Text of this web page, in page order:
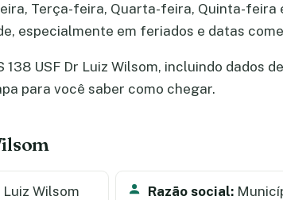
Terça-feira, Quarta-feira, Quinta-feira
especialmente em feriados e datas
USF Dr Luiz Wilsom, incluindo dados
para você saber como chegar.
Luiz Wilsom Razão social: